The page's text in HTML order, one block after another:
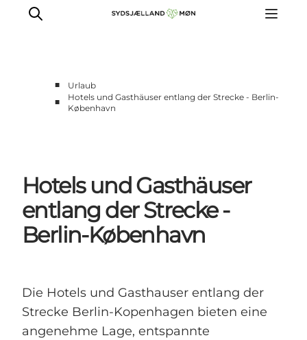
Erleben
Essen
Unterkunft
Reise planen
■
Urlaub
■
Hotels und Gasthäuser entlang der Strecke - Berlin-
København
Hotels und Gasthäuser
entlang der Strecke -
Berlin-København
Die Hotels und Gasthauser entlang der
Strecke Berlin-Kopenhagen bieten eine
angenehme Lage, entspannte